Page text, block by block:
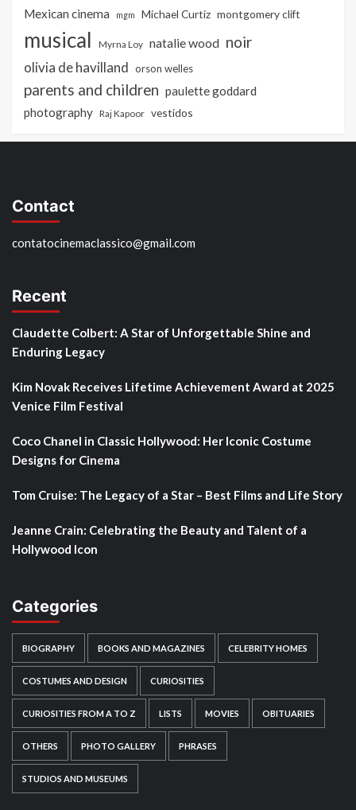
Mexican cinema mgm Michael Curtiz montgomery clift
musical Myrna Loy natalie wood noir
olivia de havilland orson welles
parents and children paulette goddard
photography Raj Kapoor vestidos
Contact
contatocinemaclassico@gmail.com
Recent
Claudette Colbert: A Star of Unforgettable Shine and
Enduring Legacy
Kim Novak Receives Lifetime Achievement Award at 2025
Venice Film Festival
Coco Chanel in Classic Hollywood: Her Iconic Costume
Designs for Cinema
Tom Cruise: The Legacy of a Star – Best Films and Life Story
Jeanne Crain: Celebrating the Beauty and Talent of a
Hollywood Icon
Categories
BIOGRAPHY BOOKS AND MAGAZINES CELEBRITY HOMES
COSTUMES AND DESIGN CURIOSITIES
CURIOSITIES FROM A TO Z LISTS MOVIES OBITUARIES
OTHERS PHOTO GALLERY PHRASES
STUDIOS AND MUSEUMS